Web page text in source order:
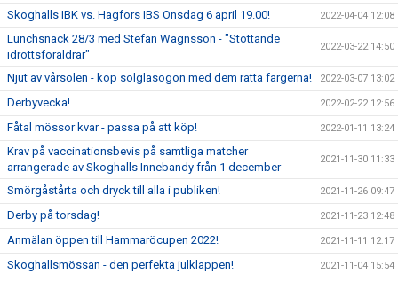
Skoghalls IBK vs. Hagfors IBS Onsdag 6 april 19.00! 2022-04-04 12:08
Lunchsnack 28/3 med Stefan Wagnsson - "Stöttande
idrottsföräldrar"
2022-03-22 14:50
Njut av vårsolen - köp solglasögon med dem rätta färgerna! 2022-03-07 13:02
Derbyvecka! 2022-02-22 12:56
Fåtal mössor kvar - passa på att köp! 2022-01-11 13:24
Krav på vaccinationsbevis på samtliga matcher
arrangerade av Skoghalls Innebandy från 1 december
2021-11-30 11:33
Smörgåstårta och dryck till alla i publiken! 2021-11-26 09:47
Derby på torsdag! 2021-11-23 12:48
Anmälan öppen till Hammaröcupen 2022! 2021-11-11 12:17
Skoghallsmössan - den perfekta julklappen! 2021-11-04 15:54